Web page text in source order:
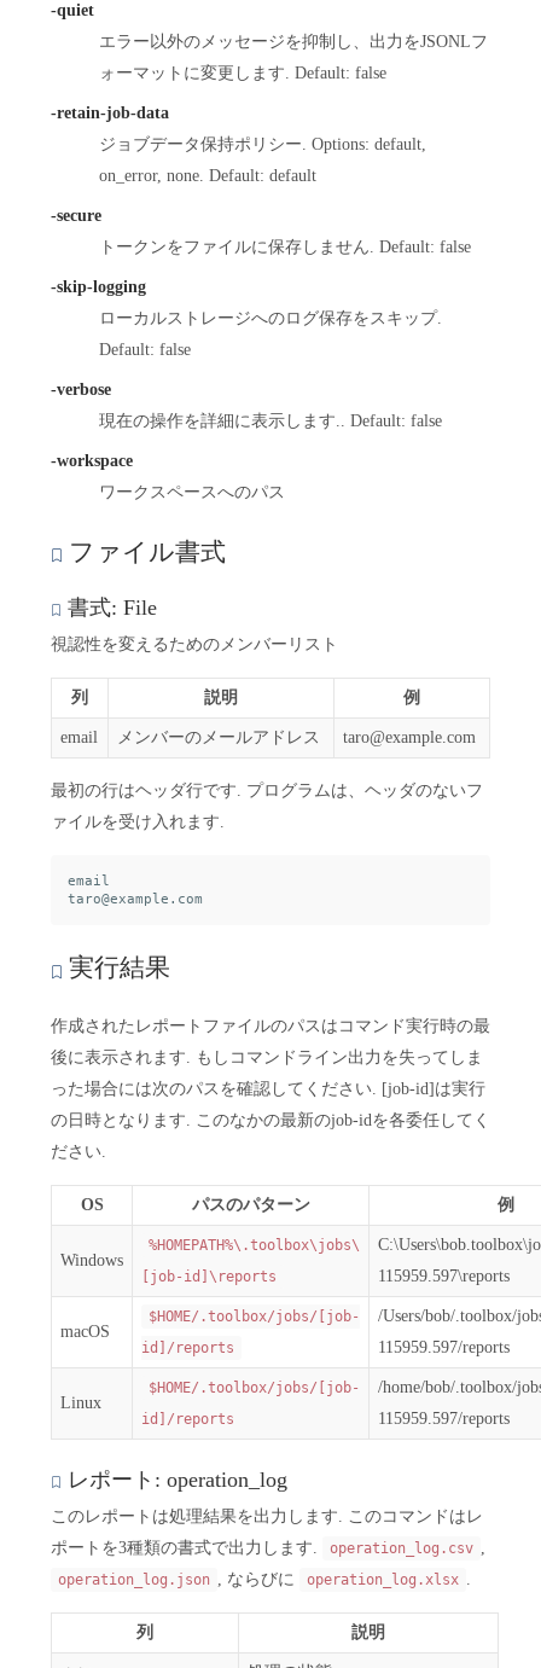
-quiet
エラー以外のメッセージを抑制し、出力をJSONLフ
ォーマットに変更します. Default: false
-retain-job-data
ジョブデータ保持ポリシー. Options: default,
on_error, none. Default: default
-secure
トークンをファイルに保存しません. Default: false
-skip-logging
ローカルストレージへのログ保存をスキップ.
Default: false
-verbose
現在の操作を詳細に表示します.. Default: false
-workspace
ワークスペースへのパス
ファイル書式
書式: File
視認性を変えるためのメンバーリスト
列 説明 例
email メンバーのメールアドレス taro@example.com
最初の行はヘッダ行です. プログラムは、ヘッダのないフ
ァイルを受け入れます.
email
実行結果
作成されたレポートファイルのパスはコマンド実行時の最
後に表示されます. もしコマンドライン出力を失ってしま
った場合には次のパスを確認してください. [job-id]は実行
の日時となります. このなかの最新のjob-idを各委任してく
ださい.
OS パスのパターン 例
Windows
%HOMEPATH%\.toolbox\jobs\
[job-id]\reports
115959.597\reports
macOS
$HOME/.toolbox/jobs/[job-
id]/reports
/Users/bob/.toolbox/
115959.597/reports
Linux
$HOME/.toolbox/jobs/[job-
id]/reports
/home/bob/.toolbox/
115959.597/reports
レポート: operation_log
このレポートは処理結果を出力します. このコマンドはレ
ポートを3種類の書式で出力します.
operation_log.csv ,
operation_log.json , ならびに operation_log.xlsx .
列 説明